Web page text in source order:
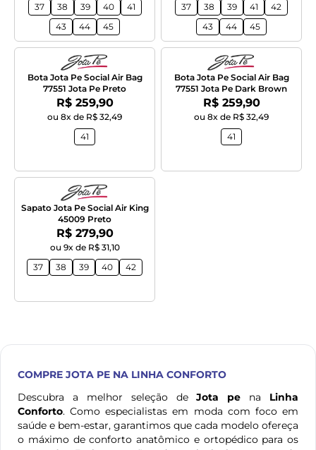
37
38 39 40
41
43
44 45
37
38 39 41
42
43
44 45
Bota Jota Pe Social Air Bag
77551 Jota Pe Preto
Por:
R$ 259,90
ou 8x de R$ 32,49
41
Bota Jota Pe Social Air Bag
77551 Jota Pe Dark Brown
Por:
R$ 259,90
ou 8x de R$ 32,49
41
Sapato Jota Pe Social Air King
45009 Preto
Por:
R$ 279,90
ou 9x de R$ 31,10
37
38 39 40 42
COMPRE JOTA PE NA LINHA CONFORTO
Descubra a melhor seleção deJota pe na Linha
Conforto. Como especialistas em moda com foco em
saúde e bem-estar, garantimos que cada modelo ofereça
o máximo de conforto anatômico e ortopédico para os